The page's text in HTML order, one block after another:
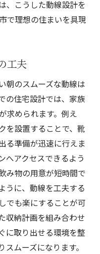
、こうした動線設計を
で理想の住まいを具現
工夫
朝のスムーズな動線は
の住宅設計では、家族
求められます。例え
を設置することで、靴
る準備が迅速に行えま
へアクセスできるよう
み物の用意が短時間で
うに、動線を工夫する
でも楽にすることが可
収納計画を組み合わせ
に取り出せる環境を整
ムーズになります。